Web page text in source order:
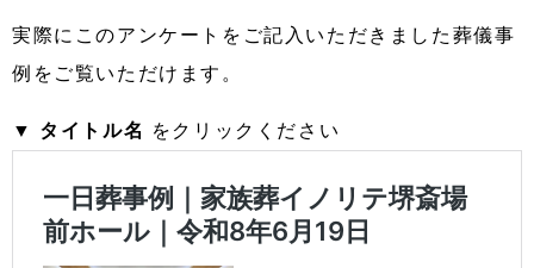
実際にこのアンケートをご記入いただきました葬儀事
例をご覧いただけます。
▼ タイトル名 をクリックください